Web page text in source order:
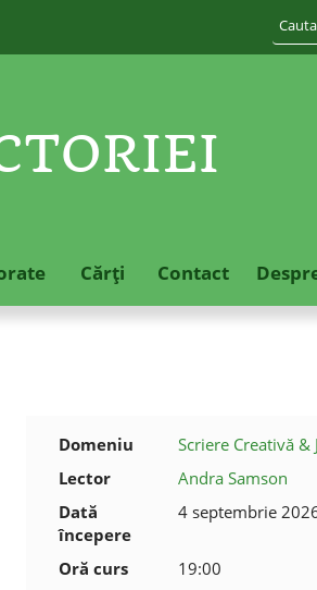
Cărţi Contact
Domeniu
Scriere Creativă &
Lector
Andra Samson
Dată
începere
4 septembrie
Oră curs
19:00